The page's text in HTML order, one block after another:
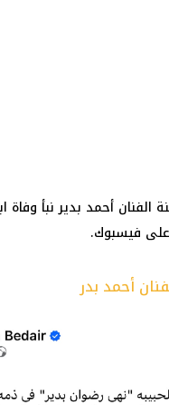
الفنان أحمد بدير نبأ
فيسبوك.
أحمد بدر